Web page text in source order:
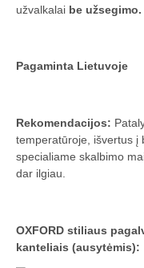
užvalkalai be užsegimo.
Pagaminta Lietuvoje
Rekomendacijos:
temperatūroje, išvertus į
specialiame skalbimo
dar ilgiau.
OXFORD stiliaus
kanteliais (ausytėmis):